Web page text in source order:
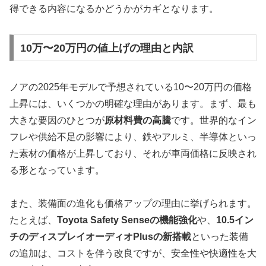
得できる内容になるかどうかがカギとなります。
10万〜20万円の値上げの理由と内訳
ノアの2025年モデルで予想されている10〜20万円の価格
上昇には、いくつかの明確な理由があります。まず、最も
大きな要因のひとつが原材料費の高騰です。世界的なイン
フレや供給不足の影響により、鉄やアルミ、半導体といっ
た素材の価格が上昇しており、それが車両価格に反映され
る形となっています。
また、装備面の進化も価格アップの理由に挙げられます。
たとえば、 Toyota Safety Senseの機能強化や、 10.5イン
チのディスプレイオーディオPlusの新搭載といった装備
の追加は、コストを伴う改良ですが、安全性や快適性を大